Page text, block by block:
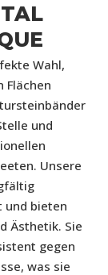
Wahl,
Flächen
und
Unsere
und bieten
Ästhetik. Sie
gegen
was sie